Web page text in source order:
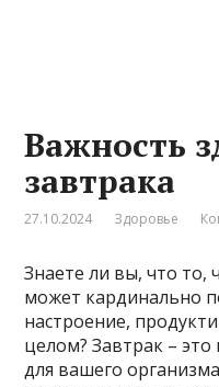
Важность
завтрака
27.10.2024 Здоровье
Знаете ли вы, что то,
может кардинально
настроение,
целом? Завтрак –
для вашего